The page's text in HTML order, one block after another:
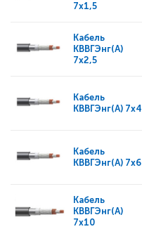
7x1,5
Кабель
КВВГЭнг(А)
7x2,5
Кабель
КВВГЭнг(А) 7x4
Кабель
КВВГЭнг(А) 7x6
Кабель
КВВГЭнг(А)
7x10